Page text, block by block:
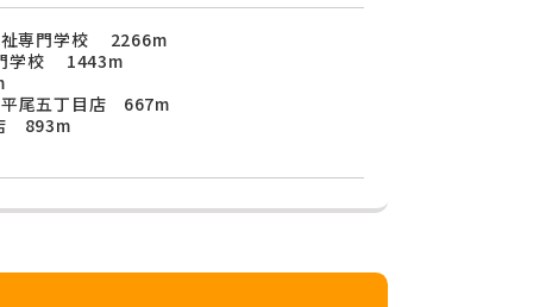
祉専門学校 2266m
学校 1443m
平尾五丁目店 667m
893m